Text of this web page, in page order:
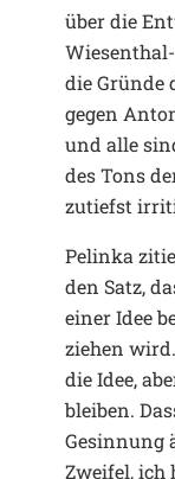
über die
die Gründe
gegen
und alle
des Tons
zutiefst
Pelinka
den Satz,
einer Idee
ziehen
die Idee,
bleiben.
Gesinnung
Zweifel, ich